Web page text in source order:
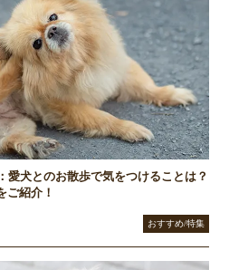
愛犬とのお散歩で気をつけることは？
ご紹介！
おすすめ/特集